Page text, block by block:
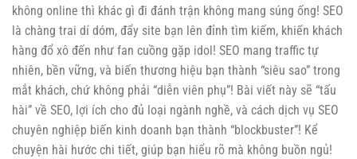
không online thì khác gì đi đánh trận không mang súng ống! SEO
là chàng trai dí dóm, đẩy site bạn lên đỉnh tìm kiếm, khiến khách
hàng đổ xô đến như fan cuồng gặp idol! SEO mang traffic tự
nhiên, bền vững, và biến thương hiệu bạn thành “siêu sao” trong
mắt khách, chứ không phải “diễn viên phụ”! Bài viết này sẽ “tấu
hài” về SEO, lợi ích cho đủ loại ngành nghề, và cách dịch vụ SEO
chuyên nghiệp biến kinh doanh bạn thành “blockbuster”! Kể
chuyện hài hước chi tiết, giúp bạn hiểu rõ mà không buồn ngủ!